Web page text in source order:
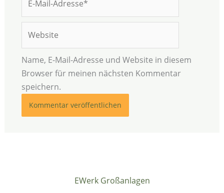
Mail-
Adresse*
Name, E-Mail-Adresse und Website in diesem
Browser für meinen nächsten Kommentar
speichern.
EWerk Großanlagen